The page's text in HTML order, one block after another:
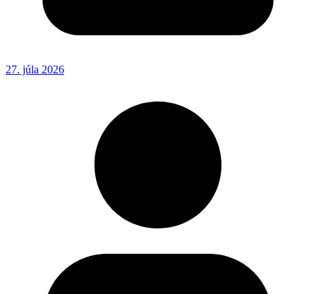
27. júla 2026